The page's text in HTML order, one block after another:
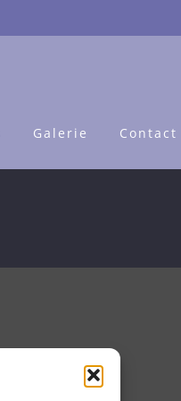
Galerie Contact